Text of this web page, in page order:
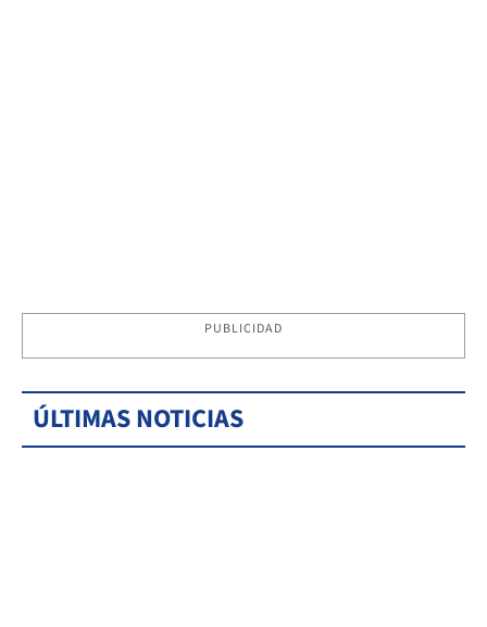
PUBLICIDAD
ÚLTIMAS NOTICIAS